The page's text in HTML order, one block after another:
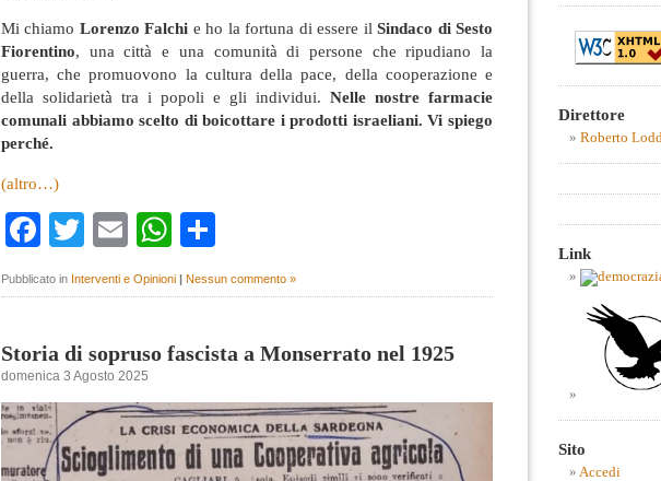
Mi chiamo Lorenzo Falchi e ho la fortuna di essere ilSindaco di Sesto
Fiorentino, una città e una comunità di persone che ripudiano la
guerra, che promuovono la cultura della pace, della cooperazione e
della solidarietà tra i popoli e gli individui. Nelle nostre farmacie
comunali abbiamo scelto di boicottare i prodotti israeliani. Vi spiego
perché.
(altro…)
Facebook
TwitterEmailWhatsApp
Pubblicato in Interventi e Opinioni | Nessun commento »
Storia di sopruso fascista a Monserrato nel 1925
domenica 3 Agosto 2025
Direttore
Roberto
Link
Sito
Accedi